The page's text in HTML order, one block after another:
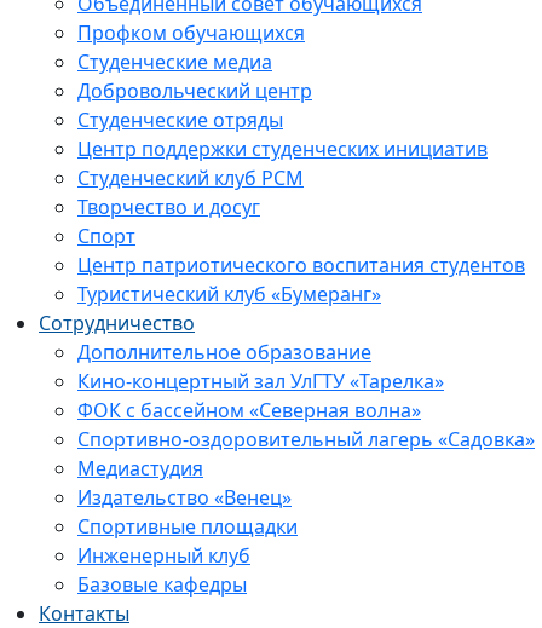
Профком обучающихся
Студенческие медиа
Добровольческий центр
Студенческие отряды
Центр поддержки студенческих инициатив
Студенческий клуб РСМ
Творчество и досуг
Спорт
Центр патриотического воспитания студентов
Туристический клуб «Бумеранг»
Сотрудничество
Дополнительное образование
Кино-концертный зал УлГТУ «Тарелка»
ФОК с бассейном «Северная волна»
Спортивно-оздоровительный лагерь «Садовка»
Медиастудия
Издательство «Венец»
Спортивные площадки
Инженерный клуб
Базовые кафедры
Контакты